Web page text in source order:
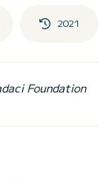
2021
Foundation